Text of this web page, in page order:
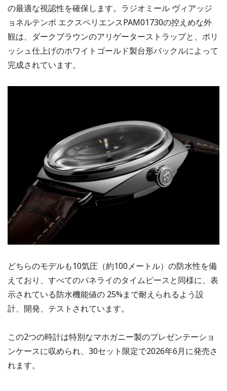
の最適な視認性を確保します。ラジオミール ヴィアッジ
ョネルテンポ エクスペリエンスPAM01730の控えめな外
観は、ダークブラウンのアリゲーターストラップと、ポリ
ッシュ仕上げのホワイトゴールド製台形バックルによって
完成されています。
どちらのモデルも10気圧（約100メートル）の防水性を備
えており、すべてのパネライのタイムピースと同様に、表
示されている防水機能値の 25%まで耐えられるよう設
計、開発、テストされています。
この2つの時計は特別なマホガニー製のプレゼンテーショ
ンケースに収められ、30セット限定で2026年6月に発売さ
れます。